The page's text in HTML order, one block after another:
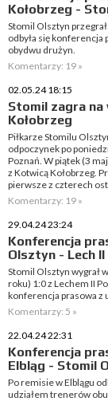
Kołobrzeg -
Stomil Olsztyn
odbyła się
obydwu drużyn.
Komentarzy: 19 »
02.05.24 18:15
Stomil zagra
Kołobrzeg
Piłkarze Stomilu
odpoczynek po
Poznań. W piątek (3
z Kotwicą Kołobrzeg.
pierwsze z czterech
Komentarzy: 19 »
29.04.24 23:24
Konferencja
Olsztyn - Lech II
Stomil Olsztyn wygrał
roku) 1:0 z Lechem II
konferencja prasowa z
Komentarzy: 5 »
22.04.24 22:31
Konferencja
Elbląg - Stomil
Po remisie w Elblągu
udziałem trenerów